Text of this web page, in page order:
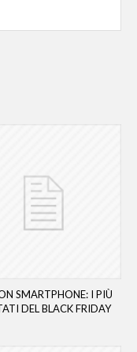
SMARTPHONE: I PIÙ
DEL BLACK FRIDAY